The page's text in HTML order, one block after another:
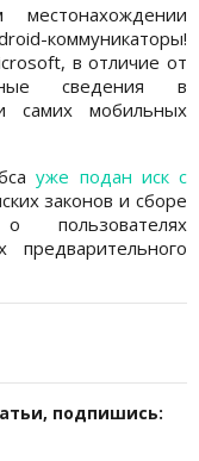
коммуникаторы!
в отличие от
сведения в
самих мобильных
уже подан иск с
законов и сборе
пользователях
подпишись: